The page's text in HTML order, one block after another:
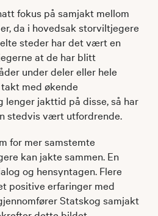
fokus på samjakt mellom
da i hovedsak storviltjegere
steder har det vært en
at de har blitt
under deler eller hele
med økende
lenger jakttid på disse, så har
stedvis vært utfordrende.
for mer samstemte
kan jakte sammen. En
og hensyntagen. Flere
positive erfaringer med
Statskog samjakt